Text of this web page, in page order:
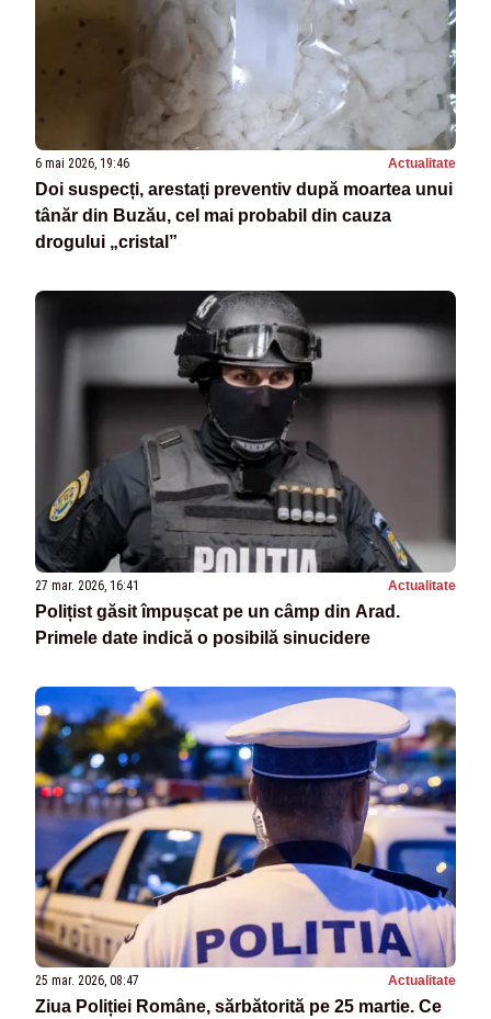
6 mai 2026, 19:46 Actualitate
Doi suspecți, arestați preventiv după moartea unui
tânăr din Buzău, cel mai probabil din cauza
drogului „cristal”
27 mar. 2026, 16:41 Actualitate
Polițist găsit împușcat pe un câmp din Arad.
Primele date indică o posibilă sinucidere
25 mar. 2026, 08:47 Actualitate
Ziua Poliției Române, sărbătorită pe 25 martie. Ce